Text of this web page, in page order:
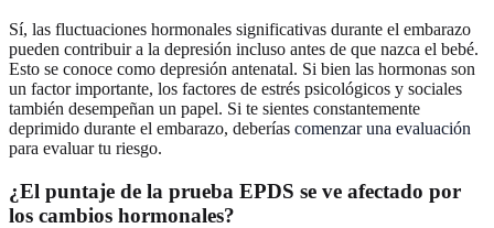
Sí, las fluctuaciones hormonales significativas durante el embarazo
pueden contribuir a la depresión incluso antes de que nazca el bebé.
Esto se conoce como depresión antenatal. Si bien las hormonas son
un factor importante, los factores de estrés psicológicos y sociales
también desempeñan un papel. Si te sientes constantemente
deprimido durante el embarazo, deberías comenzar una evaluación
para evaluar tu riesgo.
¿El puntaje de la prueba EPDS se ve afectado por
los cambios hormonales?